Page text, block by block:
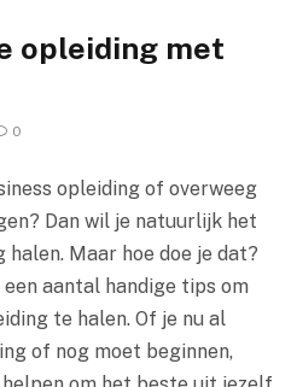
opleiding met
0
opleiding of overweeg
Dan wil je natuurlijk het
Maar hoe doe je dat?
een aantal handige tips om
te halen. Of je nu al
of nog moet beginnen,